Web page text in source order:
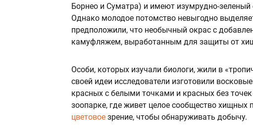
Борнео и Суматра) и имеют изумрудно-
Однако молодое потомство невыгодно
предположили, что необычный окрас с
камуфляжем, выработанным для защиты от
Особи, которых изучали биологи, жили в
своей идеи исследователи изготовили
красных с белыми точками и красных без
зоопарке, где живет целое сообщество
цветовое зрение, чтобы обнаруживать добычу.